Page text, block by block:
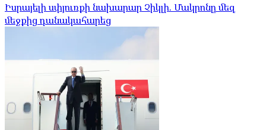
Իսրայելի սփյուռքի նախարար Չիկլի. Մակրոնը մեզ
մեջքից դանակահարեց